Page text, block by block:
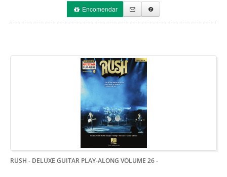
Encomendar
RUSH - DELUXE GUITAR PLAY-ALONG VOLUME 26-